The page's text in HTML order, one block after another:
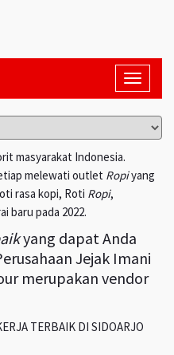
Toggle
masyarakat Indonesia.
melewati outlet Ropiyang
rasa kopi, Roti Ropi,
baru pada 2022.
yang dapat Anda
Jejak Imani
merupakan vendor
TERBAIK DI SIDOARJO